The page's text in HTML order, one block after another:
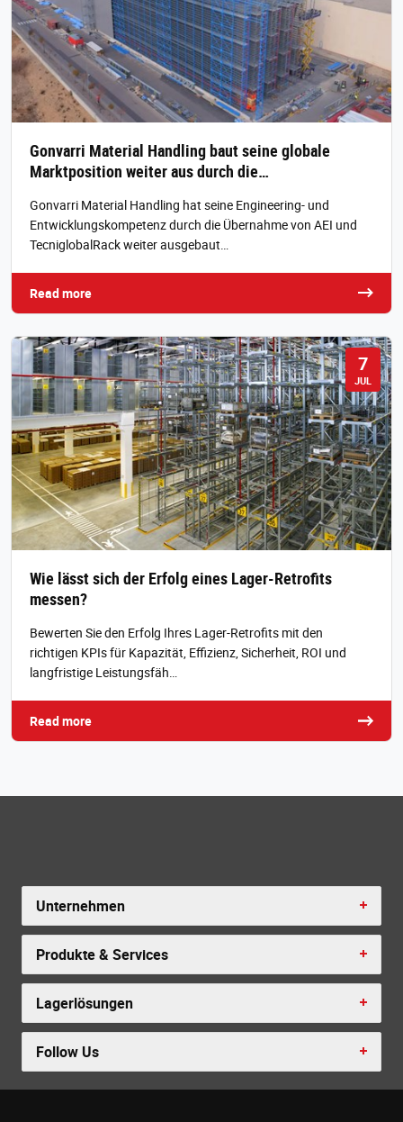
Gonvarri Material Handling baut seine globale
Marktposition weiter aus durch die…
Gonvarri Material Handling hat seine Engineering- und
Entwicklungskompetenz durch die Übernahme von AEI und
TecniglobalRack weiter ausgebaut…
Read more
7
JUL
Wie lässt sich der Erfolg eines Lager-Retrofits
messen?
Bewerten Sie den Erfolg Ihres Lager-Retrofits mit den
richtigen KPIs für Kapazität, Effizienz, Sicherheit, ROI und
langfristige Leistungsfäh…
Read more
Unternehmen
Produkte & Services
Lagerlösungen
Follow Us